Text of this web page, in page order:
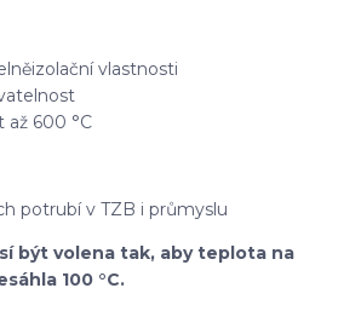
vlastnosti
až 600 °C
potrubí v TZB i průmyslu
být volena tak, aby teplota na
100 °C.